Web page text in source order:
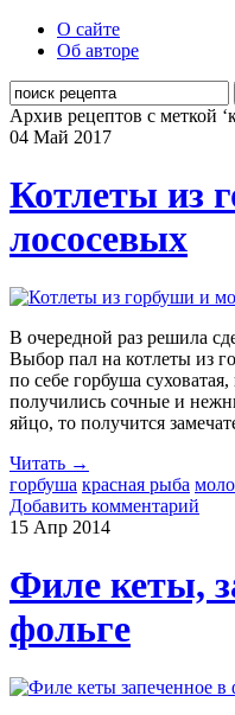
О сайте
Об авторе
Архив рецептов с меткой
04 Май 2017
Котлеты из
лососевых
В очередной раз решила
Выбор пал на котлеты из
по себе горбуша
получились сочные и
яйцо, то получится
Читать →
горбуша красная рыба
Добавить комментарий
15 Апр 2014
Филе кеты,
фольге